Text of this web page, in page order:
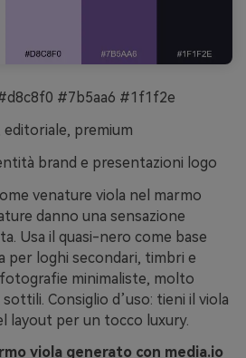
#7b5aa6 #1f1f2e
editoriale, premium
brand e presentazioni logo
venature viola nel marmo
danno una sensazione
Usa il quasi-nero come base
per loghi secondari, timbri e
minimaliste, molto
Consiglio d’uso: tieni il viola
layout per un tocco luxury.
viola generato con media.io